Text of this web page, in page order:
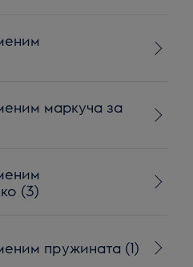
маркуча за
(3)
пружината (1)